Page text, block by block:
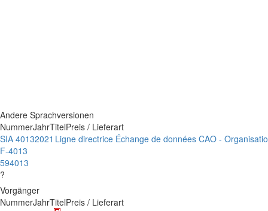
Andere Sprachversionen
NummerJahrTitelPreis / Lieferart
SIA 4013
F-4013
594013
?
2021 Ligne directrice Échange de données CAO -
Vorgänger
NummerJahrTitelPreis / Lieferart